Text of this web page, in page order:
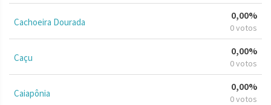
Cachoeira Dourada
0,00%
0 votos
Caçu
0,00%
0 votos
Caiapônia
0,00%
0 votos